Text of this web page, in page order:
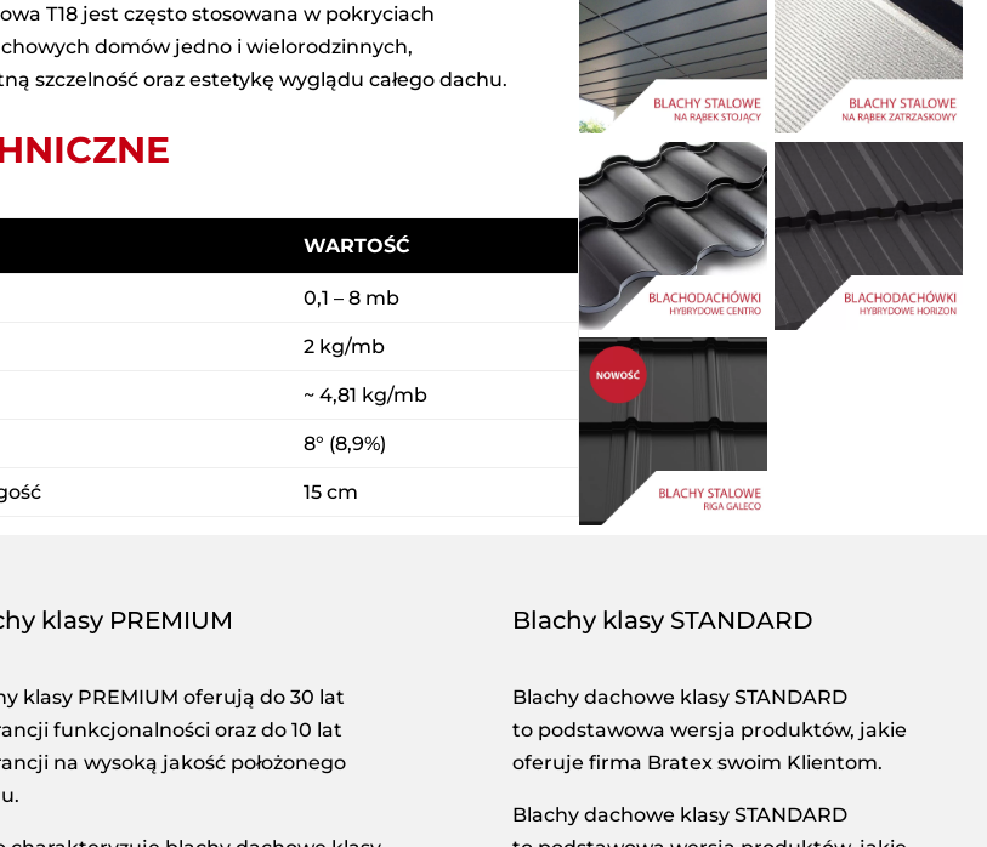
T18 jest często stosowana w pokryciach
domów jedno i wielorodzinnych,
szczelność oraz estetykę wyglądu całego dachu.
WARTOŚĆ
0,1 – 8 mb
2 kg/mb
~ 4,81 kg/mb
8° (8,9%)
15 cm
klasy PREMIUM
klasy PREMIUM oferują do 30 lat
funkcjonalności oraz do 10 lat
na wysoką jakość położonego
Blachy klasy STANDARD
Blachy dachowe klasy STANDARD
to podstawowa wersja produktów, jakie
oferuje firma Bratex swoim Klientom.
Blachy dachowe klasy STANDARD